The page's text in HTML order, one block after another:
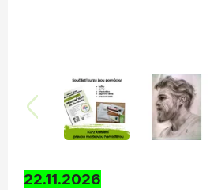
22.11.2026